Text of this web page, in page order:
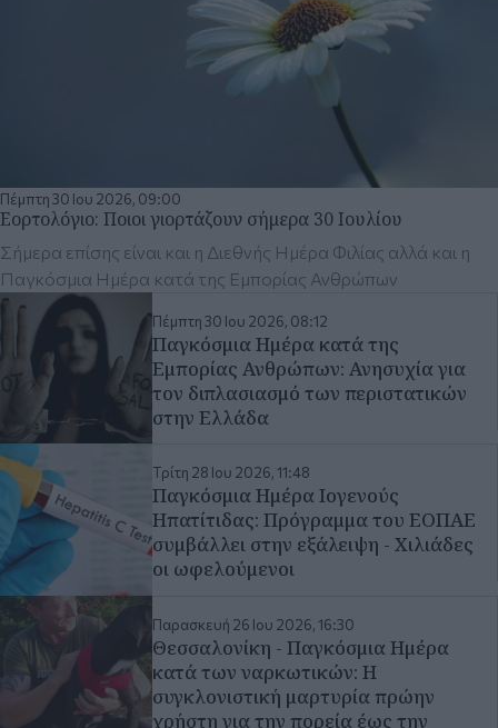
Εορτολόγιο: Ποιοι γιορτάζουν σήμερα 30 Ιουλίου
Σήμερα επίσης είναι και η Διεθνής Ημέρα Φιλίας αλλά και η
Παγκόσμια Ημέρα κατά της Εμπορίας Ανθρώπων
Παγκόσμια Ημέρα κατά της
Εμπορίας Ανθρώπων: Ανησυχία για
τον διπλασιασμό των περιστατικών
στην Ελλάδα
Τρίτη 28 Ιου 2026, 11:48
Παγκόσμια Ημέρα Ιογενούς
Ηπατίτιδας: Πρόγραμμα του ΕΟΠΑΕ
συμβάλλει στην εξάλειψη - Χιλιάδες
οι ωφελούμενοι
Θεσσαλονίκη - Παγκόσμια Ημέρα
κατά των ναρκωτικών: Η
συγκλονιστική μαρτυρία πρώην
χρήστη για την πορεία έως την
απεξάρτηση
Αρχηγός ΕΛ.ΑΣ. για Παγκόσμια
Ημέρα κατά των Ναρκωτικών - «Στο
επίκεντρο η αποδόμηση
οργανώσεων διακίνησης»